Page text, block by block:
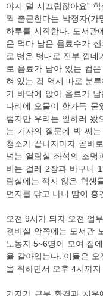
야지 덜 시끄럽잖아요”
찍 출근한다는 박정자(
하루를 시작한다. 도서관
은 먹다 남은 음료수가
로 병은 병대로 전부 껍데
로 음료가 남아 있는 컵
혀 있는 컵 역시 따로 분
가 바닥에 앉아 음료가
다리에 오물이 한가득 묻
렇지만 우리는 일하러 왔
는 기자의 질문에 박 씨
청소가 끝나자마자 곧바
넘는 열람실 좌석의 조명
비는 걸레 2장과 바구니
람실에는 적지 않은 학생
먼지를 닦고 나니 땀이 흥
오전 9시가 되자 오전 업
경비실 안쪽에는 도서관
노동자 5~6명이 모여 집
을 갈아입는다. 이들은
을 취하면서 오후 4시까
기자가 근무 환경과 처